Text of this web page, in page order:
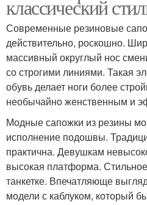
классический
Современные резиновые
действительно, роскошно.
массивный округлый нос
со строгими линиями. Такая
обувь делает ноги более
необычайно женственным и
Модные сапожки из резины
исполнение подошвы.
практична. Девушкам
высокая платформа.
танкетке. Впечатляюще
модели с каблуком, который